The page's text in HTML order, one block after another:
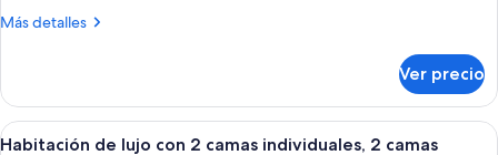
para
(58sqm)
Más detalles
Más
cuádruple
Deluxe,
para
Ver precio
Abrir
Habitación de hotel con dos camas,
11
Habitación de lujo con 2 camas individuales, 2 camas